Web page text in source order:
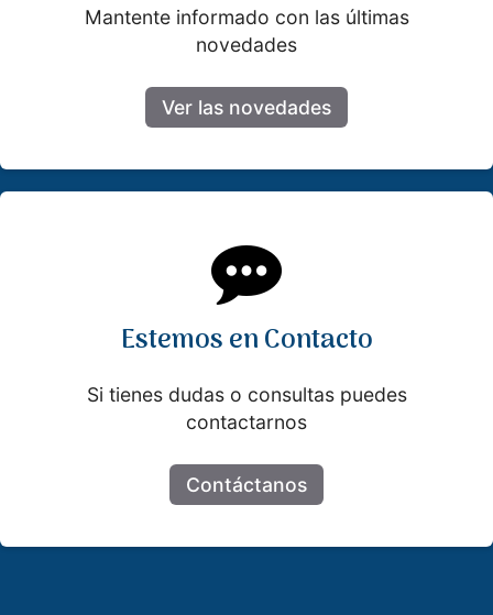
Mantente informado con las últimas
novedades
Ver las novedades
Estemos en Contacto
Si tienes dudas o consultas puedes
contactarnos
Contáctanos